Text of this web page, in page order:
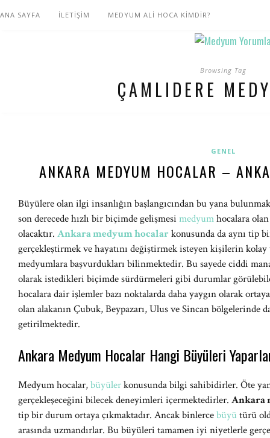
ANA SAYFA İLETİŞİM MEDYUM ALİ HOCA KİMDİR?
Browsing Tag
ÇAMLIDERE
GENEL
ANKARA MEDYUM HOCALAR –
Büyülere olan ilgi insanlığın başlangıcından bu yana
son derecede hızlı bir biçimde gelişmesi medyumhocalara
olacaktır. Ankaramedyum hocalarkonusunda da aynı tip
gerçekleştirmek ve hayatını değiştirmek isteyen kişilerin kolay
medyumlara başvurdukları bilinmektedir. Bu sayede ciddi
olarak istedikleri biçimde sürdürmeleri gibi durumlar
hocalara dair işlemler bazı noktalarda daha yaygın olarak
olan alakanın Çubuk, Beypazarı, Ulus ve Sincan bölgelerinde
getirilmektedir.
Ankara Medyum Hocalar Hangi Büyüleri
Medyum hocalar,büyülerkonusunda bilgi sahibidirler. Öte
gerçekleşeceğini bilecek deneyimleri içermektedirler. Ankara
tip bir durum ortaya çıkmaktadır. Ancak binlercebüyü türü
arasında uzmandırlar. Bu büyüleri tamamen iyi niyetlerle